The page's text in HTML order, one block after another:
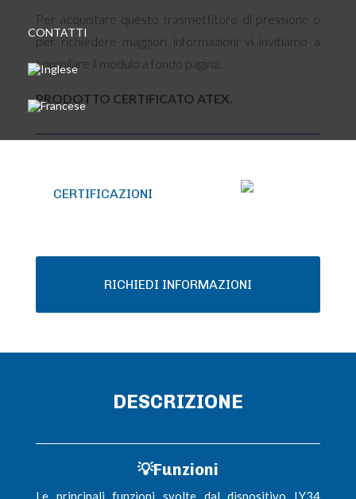
Per acquistare questo trasmettitore di pressione o
per richiedere maggiori informazioni vi invitiamo a
compilare il modulo a fondo pagina.
PRODOTTO CERTIFICATO ATEX.
CERTIFICAZIONI
RICHIEDI INFORMAZIONI
DESCRIZIONE
💡Funzioni
Le principali funzioni svolte dal dispositivo LY34
CONTATTI